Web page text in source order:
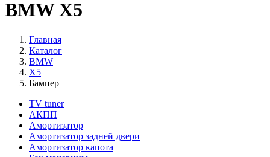
BMW X5
Главная
Каталог
BMW
X5
Бампер
TV tuner
АКПП
Амортизатор
Амортизатор задней двери
Амортизатор капота